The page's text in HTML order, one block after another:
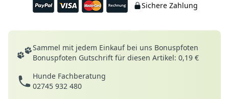
Sichere Zahlung
Deine Vorteile
Sammel mit jedem Einkauf bei uns Bonuspfoten
Bonuspfoten Gutschrift für diesen Artikel: 0,19 €
Hunde Fachberatung
02745 932 480